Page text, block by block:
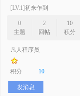
[LV.1]初来乍到
0
主题
2
回帖
10
积分
凡人程序员
积分 10
发消息